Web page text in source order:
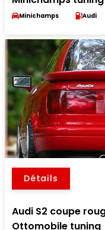
Minichamps Audi
Détails
Audi S2 coupe
Ottomobile tuning